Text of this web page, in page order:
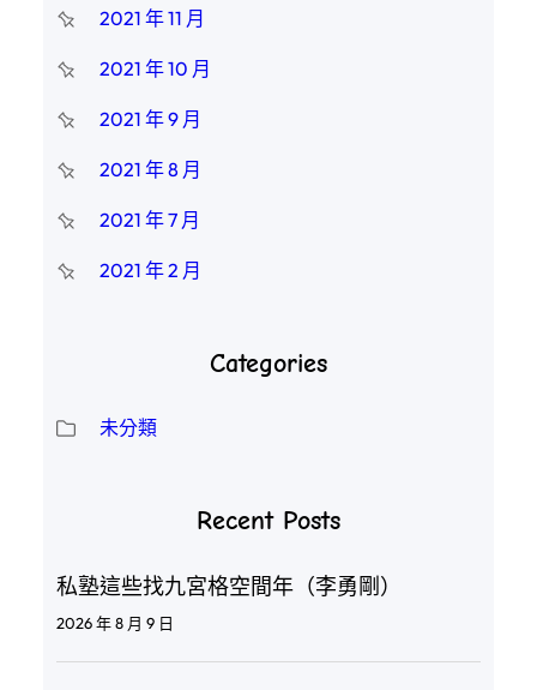
2021 年 11 月
2021 年 10 月
2021 年 9 月
2021 年 8 月
2021 年 7 月
2021 年 2 月
Categories
未分類
Recent Posts
私塾這些找九宮格空間年（李勇剛）
2026 年 8 月 9 日